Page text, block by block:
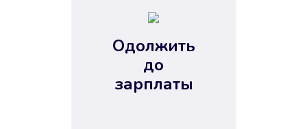
Одолжить
до
зарплаты